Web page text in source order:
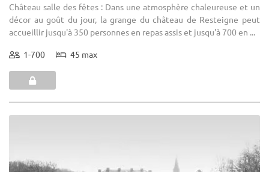
Château salle des fêtes : Dans une atmosphère chaleureuse et un
décor au goût du jour, la grange du château de Resteigne peut
accueillir jusqu'à 350 personnes en repas assis et jusqu'à 700 en ...
1-700 45 max